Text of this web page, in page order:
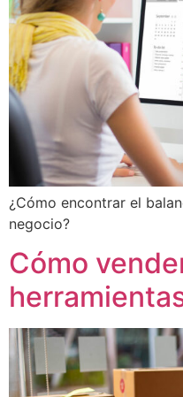
¿Cómo encontrar el
negocio?
Cómo